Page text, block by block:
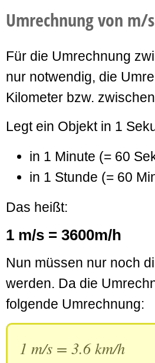
Umrechnung von
Für die Umrechnung
nur notwendig, die
Kilometer bzw.
Legt ein Objekt in 1
in 1 Minute (= 60
in 1 Stunde (= 60
Das heißt:
1 m/s = 3600m/h
Nun müssen nur noch
werden. Da die
folgende Umrechnung:
1 m/s = 3.6 km/h